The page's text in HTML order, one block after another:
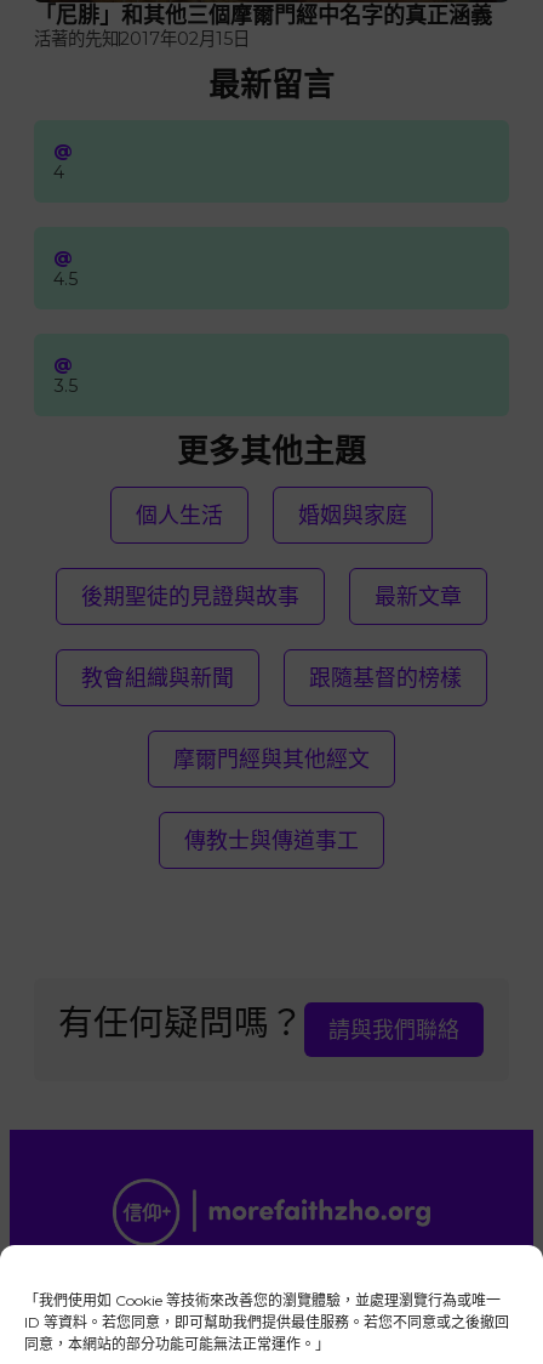
「我們使用如 Cookie 等技術來改善您的瀏覽體驗，並處理瀏覽行為或唯一
ID 等資料。若您同意，即可幫助我們提供最佳服務。若您不同意或之後撤回
同意，本網站的部分功能可能無法正常運作。」
「尼腓」和其他三個摩爾門經中名字的真正涵義
活著的先知2017年02月15日
最新留言
@
4
@
4.5
@
3.5
更多其他主題
個人生活 婚姻與家庭
後期聖徒的見證與故事 最新文章
教會組織與新聞 跟隨基督的榜樣
摩爾門經與其他經文
傳教士與傳道事工
有任何疑問嗎？ 請與我們聯絡
是由忠信的耶穌基督後期聖徒教會成員所管理的
獨立全球性平台。
本網站並非耶穌基督後期聖徒教會官方網站。